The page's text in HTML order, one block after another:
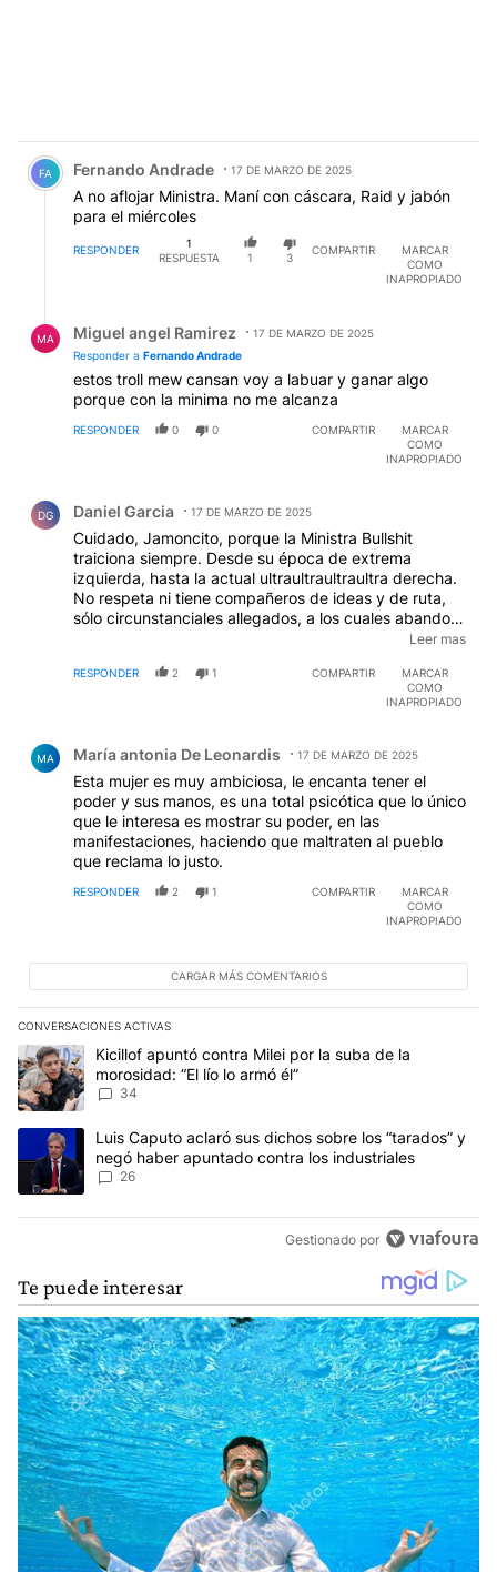
Comentario de Fernando Andrade.
FA Fernando Andrade 17 DE MARZO DE 2025
A no aflojar Ministra. Maní con cáscara, Raid y jabón
para el miércoles
RESPONDER
1
RESPUESTA
1 3
COMPARTIR
MARCAR
COMO
INAPROPIADO
MA Miguel angel Ramirez
17 DE MARZO DE 2025
Responder a Fernando Andrade
estos troll mew cansan voy a labuar y ganar algo
porque con la minima no me alcanza
RESPONDER 0 0 COMPARTIR
MARCAR
COMO
INAPROPIADO
DG Daniel Garcia 17 DE MARZO DE 2025
Cuidado, Jamoncito, porque la Ministra Bullshit
traiciona siempre. Desde su época de extrema
izquierda, hasta la actual ultraultraultraultra derecha.
No respeta ni tiene compañeros de ideas y de ruta,
sólo circunstanciales allegados, a los cuales abandona
en medio de un coro de agravios y descalificaciones.
que la suerte es grela...
Leer mas
RESPONDER 2 1 COMPARTIR
MARCAR
COMO
INAPROPIADO
MA María antonia De Leonardis 17 DE MARZO DE 2025
Esta mujer es muy ambiciosa, le encanta tener el
poder y sus manos, es una total psicótica que lo único
que le interesa es mostrar su poder, en las
manifestaciones, haciendo que maltraten al pueblo
que reclama lo justo.
RESPONDER 2 1 COMPARTIR
MARCAR
COMO
INAPROPIADO
CARGAR MÁS COMENTARIOS
CONVERSACIONES ACTIVAS
Este listado muestra los artículos con más comentarios en los
Un artículo de tendencia con el título "Kicillof apuntó contra Milei
Kicillof apuntó contra Milei por la suba de la
morosidad: “El lío lo armó él”
34
Un artículo de tendencia con el título "Luis Caputo aclaró sus
Luis Caputo aclaró sus dichos sobre los “tarados” y
negó haber apuntado contra los industriales
26
Gestionado por